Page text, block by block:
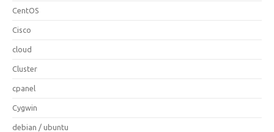
CentOS
Cisco
cloud
Cluster
cpanel
Cygwin
debian / ubuntu